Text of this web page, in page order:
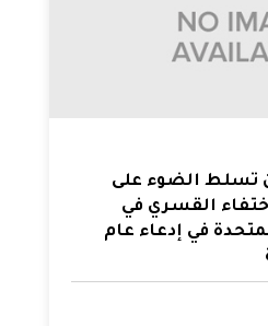
تسلط الضوء على
القسري في
في إدعاء عام